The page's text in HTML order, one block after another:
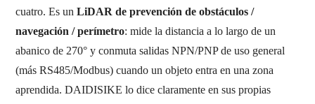
cuatro. Es un LiDAR de prevención de obstáculos /
navegación / perímetro: mide la distancia a lo largo de un
abanico de 270° y conmuta salidas NPN/PNP de uso general
(más RS485/Modbus) cuando un objeto entra en una zona
aprendida. DAIDISIKE lo dice claramente en sus propias